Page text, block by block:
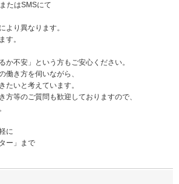
たはSMSにて
り異なります。
す。
か不安」という方もご安心ください。
働き方を伺いながら、
たいと考えています。
方等のご質問も歓迎しておりますので、
に
ー」まで